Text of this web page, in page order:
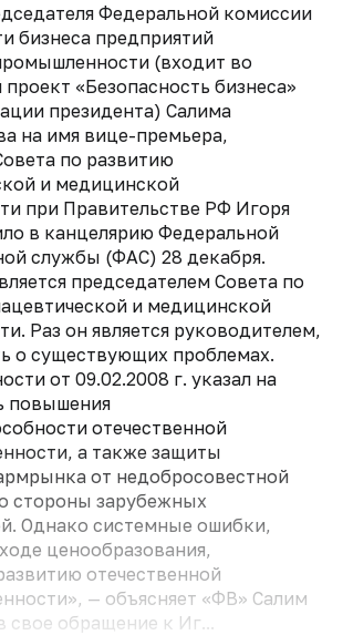
Федеральной комиссии
бизнеса предприятий
(входит во
«Безопасность бизнеса»
президента) Салима
на имя вице-премьера,
по развитию
и медицинской
при Правительстве РФ Игоря
в канцелярию Федеральной
службы (ФАС) 28 декабря.
председателем Cовета по
и медицинской
Раз он является руководителем,
о существующих проблемах.
от 09.02.2008 г. указал на
повышения
отечественной
а также защиты
от недобросовестной
стороны зарубежных
Однако системные ошибки,
ценообразования,
отечественной
— объясняет «ФВ» Салим
свое обращение к Иг...